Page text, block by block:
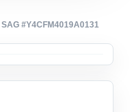
#Y4CFM4019A0131